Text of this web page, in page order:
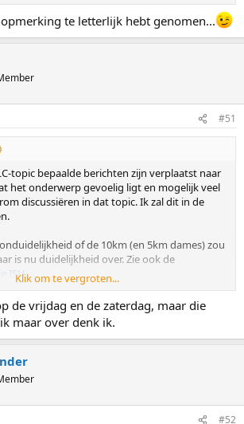
te letterlijk hebt genomen...
#51
topic bepaalde berichten zijn verplaatst naar
het onderwerp gevoelig ligt en mogelijk veel
discussiëren in dat topic. Ik zal dit in de
of de 10km (en 5km dames) zou
is nu duidelijkheid over. Zie ook de
ISU
heren
Klik om te vergroten...
de vrijdag en de zaterdag, maar die
maar over denk ik.
#52